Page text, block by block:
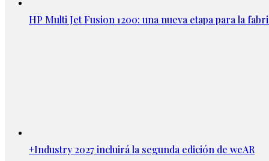
HP Multi Jet Fusion 1200: una nueva etapa para la
+Industry 2027 incluirá la segunda edición de weAR